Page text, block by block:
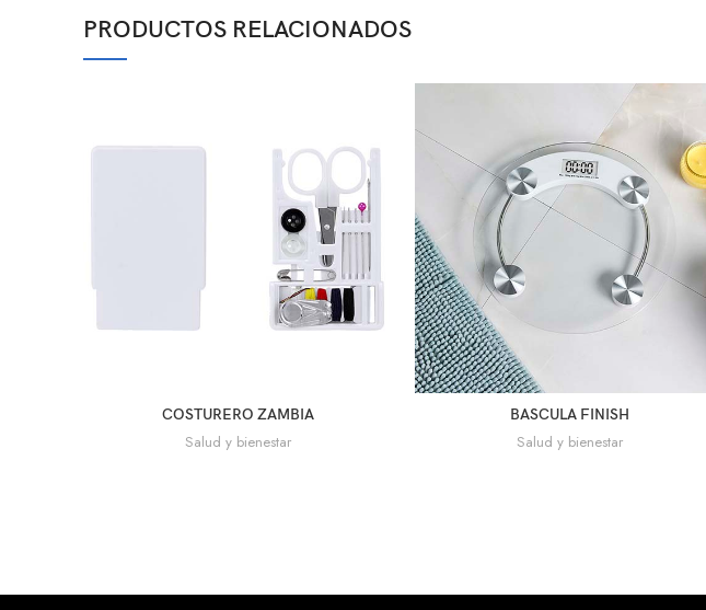
PRODUCTOS RELACIONADOS
COSTURERO ZAMBIA
Salud y bienestar
BASCULA FINISH
Salud y bienestar